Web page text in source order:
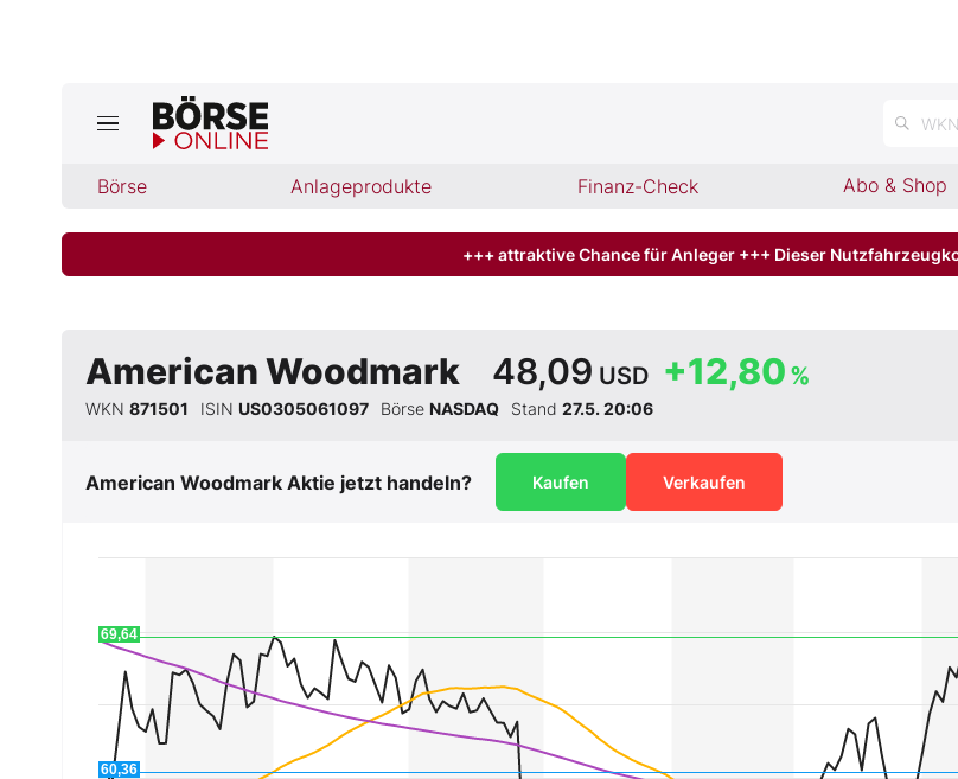
Börse Anlageprodukte Finanz-Check Abo & Shop
Jetzt aktuelle Ausgabe BÖRSE ONLINE lesen
Finanz-Check
BO-Musterdepots
Experten
Mein B:O
Mein Konto
+++ attraktive Chance für Anleger +++ Dieser
American Woodmark +12,80 %
48,09 USD
WKN 871501 ISIN US0305061097 Börse NASDAQ Stand 27.5. 20:06
American Woodmark Aktie jetzt handeln? Kaufen Verkaufen
60,36
69,64